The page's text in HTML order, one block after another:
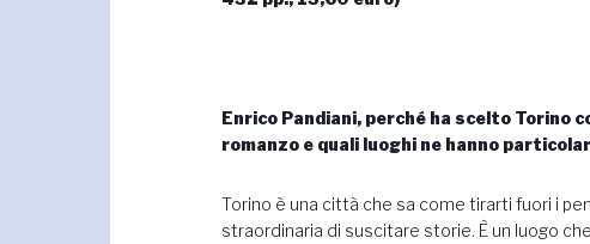
Enrico Pandiani, perché ha scelto Torino
romanzo e quali luoghi ne hanno
Torino è una città che sa come tirarti fuori i
straordinaria di suscitare storie. È un luogo